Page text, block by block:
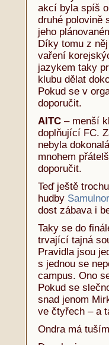
akcí byla spíš
druhé polovině
jeho
Díky tomu z
vaření
jazykem taky
klubu dělat
Pokud se v
doporučit.
AITC – menší
doplňující FC.
nebyla
mnohem
doporučit.
Teď ještě
hudby
dost zábava i
Taky se do
trvající tajná
Pravidla jsou
s jednou se
campus. Ono
Pokud se
snad jenom
ve čtyřech – a
Ondra má